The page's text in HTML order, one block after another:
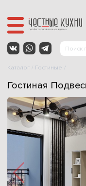
Каталог Гостиные
Гостиная